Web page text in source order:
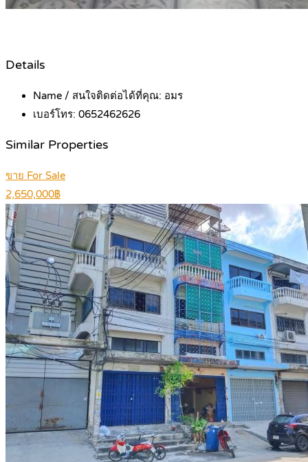
Details
Name / สนใจติดต่อได้ที่คุณ: อมร
เบอร์โทร: 0652462626
Similar Properties
ขาย For Sale
2,650,000฿